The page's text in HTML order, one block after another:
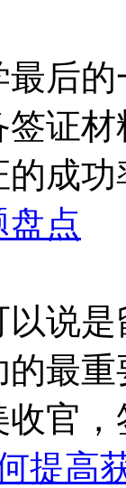
后
证
成功
点
是留
最
官
提高